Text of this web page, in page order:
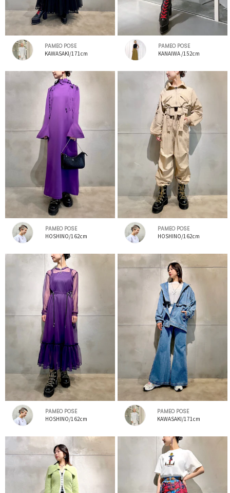
PAMEO POSE
KAWASAKI/171cm
PAMEO POSE
KANAIWA /152cm
PAMEO POSE
HOSHINO/162cm
PAMEO POSE
HOSHINO/162cm
PAMEO POSE
HOSHINO/162cm
PAMEO POSE
KAWASAKI/171cm